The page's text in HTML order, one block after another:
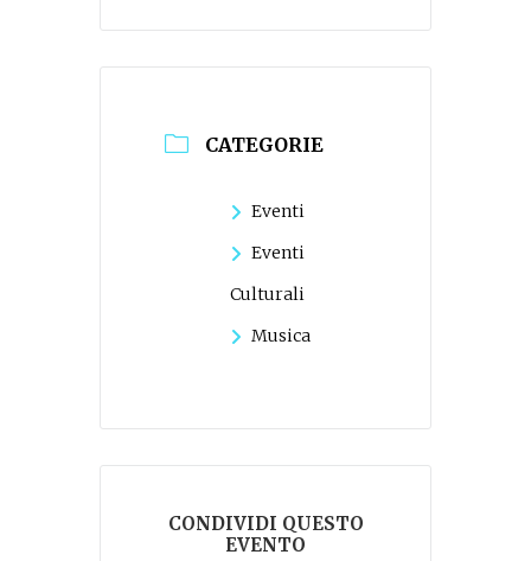
CATEGORIE
Eventi
Eventi
Culturali
Musica
CONDIVIDI QUESTO
EVENTO